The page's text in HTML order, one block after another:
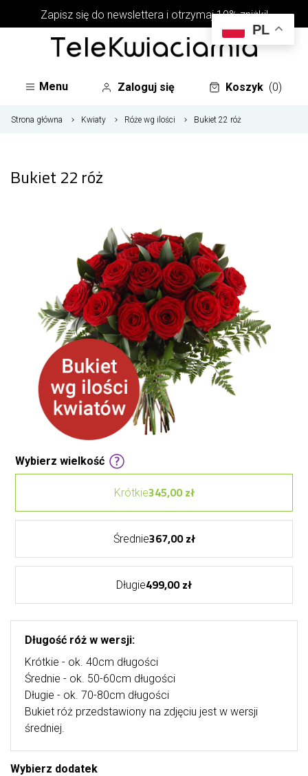
Zapisz się do newslettera i otrzymaj 10% zniżki!
Menu Zaloguj się Koszyk (0)
Strona główna Kwiaty Róże wg ilości Bukiet 22 róż
Bukiet 22 róż
Wybierz wielkość
Krótkie345,00 zł
Średnie367,00 zł
Długie499,00 zł
Długość róż w wersji:
Krótkie - ok. 40cm długości
Średnie - ok. 50-60cm długości
Długie - ok. 70-80cm długości
Bukiet róż przedstawiony na zdjęciu jest w wersji
średniej.
Wybierz dodatek
PL